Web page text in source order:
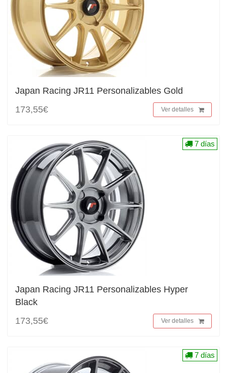
Japan Racing JR11 Personalizables Gold
173,55€
Ver detalles
Japan Racing JR11 Personalizables Hyper
Black
173,55€
Ver detalles
7 días
7 días